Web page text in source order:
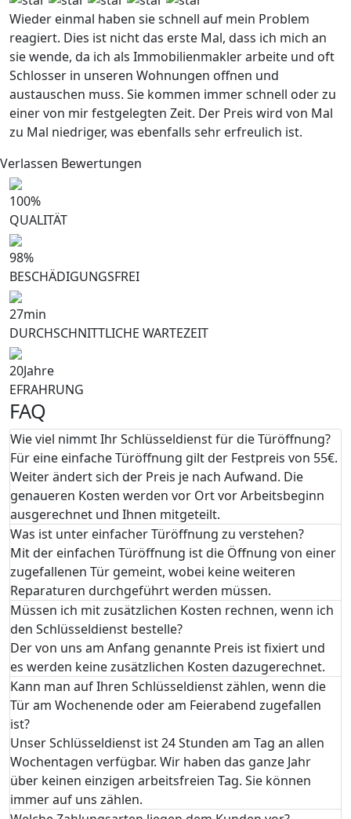
Wieder einmal haben sie schnell auf mein Problem
reagiert. Dies ist nicht das erste Mal, dass ich mich an
sie wende, da ich als Immobilienmakler arbeite und oft
Schlosser in unseren Wohnungen offnen und
austauschen muss. Sie kommen immer schnell oder zu
einer von mir festgelegten Zeit. Der Preis wird von Mal
zu Mal niedriger, was ebenfalls sehr erfreulich ist.
Verlassen Bewertungen
100%
QUALITÄT
98%
BESCHÄDIGUNGSFREI
27min
DURCHSCHNITTLICHE WARTEZEIT
20Jahre
EFRAHRUNG
FAQ
Wie viel nimmt Ihr Schlüsseldienst für die Türöffnung?
Für eine einfache Türöffnung gilt der Festpreis von 55€.
Weiter ändert sich der Preis je nach Aufwand. Die
genaueren Kosten werden vor Ort vor Arbeitsbeginn
ausgerechnet und Ihnen mitgeteilt.
Was ist unter einfacher Türöffnung zu verstehen?
Mit der einfachen Türöffnung ist die Öffnung von einer
zugefallenen Tür gemeint, wobei keine weiteren
Reparaturen durchgeführt werden müssen.
Müssen ich mit zusätzlichen Kosten rechnen, wenn ich
den Schlüsseldienst bestelle?
Der von uns am Anfang genannte Preis ist fixiert und
es werden keine zusätzlichen Kosten dazugerechnet.
Kann man auf Ihren Schlüsseldienst zählen, wenn die
Tür am Wochenende oder am Feierabend zugefallen
ist?
Unser Schlüsseldienst ist 24 Stunden am Tag an allen
Wochentagen verfügbar. Wir haben das ganze Jahr
über keinen einzigen arbeitsfreien Tag. Sie können
immer auf uns zählen.